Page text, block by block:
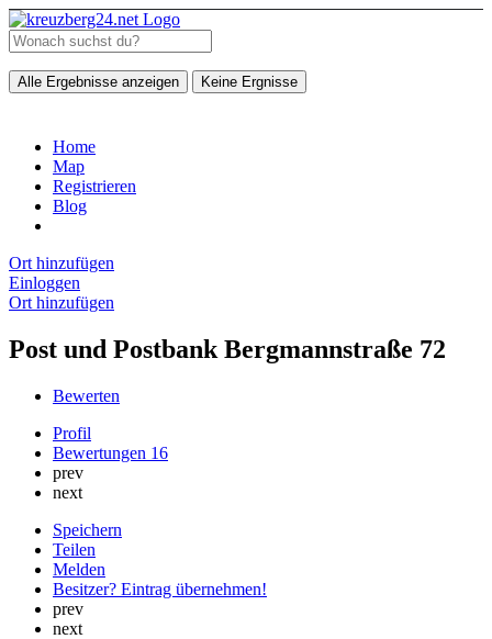
Alle Ergebnisse anzeigen Keine Ergnisse
Home
Map
Registrieren
Blog
Ort hinzufügen
Einloggen
Ort hinzufügen
Post und Postbank Bergmannstraße 72
Bewerten
Profil
Bewertungen 16
prev
next
Speichern
Teilen
Melden
Besitzer? Eintrag übernehmen!
prev
next